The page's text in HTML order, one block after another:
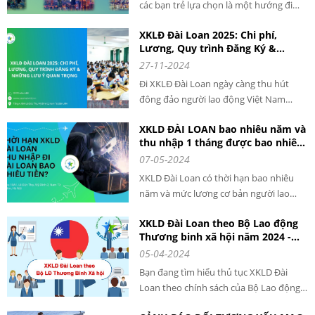
các bạn trẻ lựa chọn là một hướng đi
thu nhập. Mỗi năm có hàng ngàn lao
động VIỆT NAM qua ĐÀI LOAN làm việc
với mức thu nhập cao và ổn định.
XKLĐ Đài Loan 2025: Chi phí,
Lương, Quy trình Đăng Ký &
Những Lưu Ý Quan Trọng cho
LOAN
27-11-2024
Đi XKLĐ Đài Loan ngày càng thu hút
đông đảo người lao động Việt Nam
mức lương ổn định và quy trình rõ ràng,
XKLĐ Đài Loan năm 2025 là cơ hội tuyệt
vời để bạn nâng cao thu nhập và phát
triển bản thân.
XKLD ĐÀI LOAN bao nhiêu năm và
thu nhập 1 tháng được bao nhiêu
tiền?
07-05-2024
XKLD Đài Loan có thời hạn bao nhiêu
năm và mức lương cơ bản người lao
là câu hỏi được rất nhiều người đặt ra
khi tìm hiểu về xuất khẩu lao động tại
Đài Loan. Theo thông tin mới nhất từ
Chính phủ nước này, thu nhập của lao
động nước ngoài khi làm việc hợp pháp
XKLD Đài Loan theo Bộ Lao động
Thương binh xã hội năm 2024 -
THÔNG TIN CHI TIẾT
05-04-2024
Bạn đang tìm hiểu thủ tục XKLD Đài
Loan theo chính sách của Bộ Lao động